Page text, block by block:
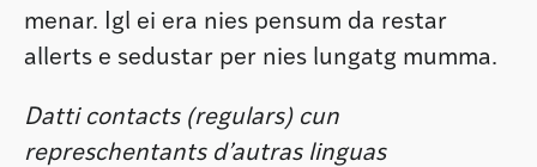
menar. Igl ei era nies pensum da restar
allerts e sedustar per nies lungatg mumma.
Datti contacts (regulars) cun
represchentants d’autras linguas